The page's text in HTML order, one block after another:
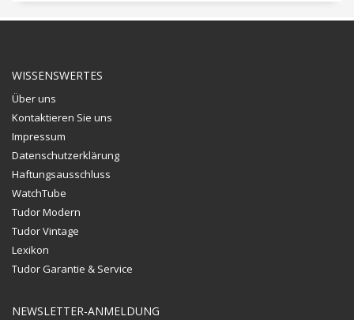
WISSENSWERTES
Über uns
Kontaktieren Sie uns
Impressum
Datenschutzerklärung
Haftungsausschluss
WatchTube
Tudor Modern
Tudor Vintage
Lexikon
Tudor Garantie & Service
NEWSLETTER-ANMELDUNG